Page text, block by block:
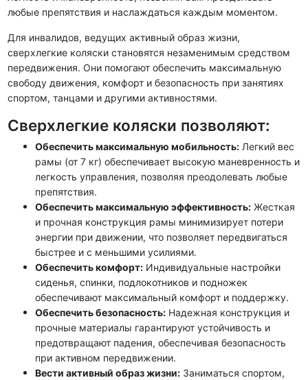
любые препятствия и наслаждаться каждым моментом.
Для инвалидов, ведущих активный образ жизни,
сверхлегкие коляски становятся незаменимым средством
передвижения. Они помогают обеспечить максимальную
свободу движения, комфорт и безопасность при занятиях
спортом, танцами и другими активностями.
Сверхлегкие коляски позволяют:
Обеспечить максимальную мобильность: Легкий вес
рамы (от 7 кг) обеспечивает высокую маневренность и
легкость управления, позволяя преодолевать любые
препятствия.
Обеспечить максимальную эффективность: Жесткая
и прочная конструкция рамы минимизирует потери
энергии при движении, что позволяет передвигаться
быстрее и с меньшими усилиями.
Обеспечить комфорт: Индивидуальные настройки
сиденья, спинки, подлокотников и подножек
обеспечивают максимальный комфорт и поддержку.
Обеспечить безопасность: Надежная конструкция и
прочные материалы гарантируют устойчивость и
предотвращают падения,обеспечивая безопасность
при активном передвижении.
Вести активный образ жизни: Заниматься спортом,